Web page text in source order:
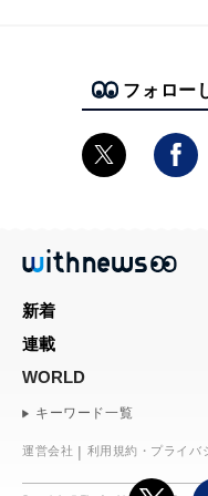
フォロー
新着
連載
WORLD
キーワード一覧
運営会社 利用規約・プライバ